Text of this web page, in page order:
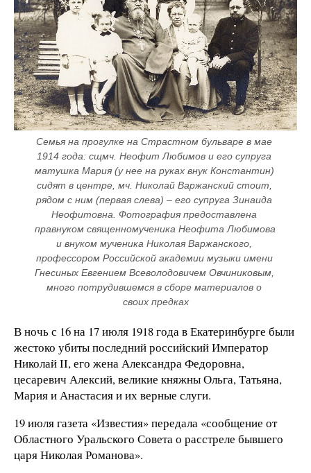
Семья на прогулке на Страстном бульваре в мае
1914 года: сщмч. Неофит Любимов и его супруга
матушка Мария (у нее на руках внук Константин)
сидят в центре, мч. Николай Варжанский стоит,
рядом с ним (первая слева) – его супруга Зинаида
Неофитовна. Фотография предоставлена
правнуком священномученика Неофита Любимова
и внуком мученика Николая Варжанского,
профессором Российской академии музыки имени
Гнесиных Евгением Всеволодовичем Овчиниковым,
много потрудившемся в сборе материалов о
своих предках
В ночь с 16 на 17 июля 1918 года в Екатеринбурге были
жестоко убиты последний российский Император
Николай II, его жена Александра Федоровна,
цесаревич Алексий, великие княжны Ольга, Татьяна,
Мария и Анастасия и их верные слуги.
19 июля газета «Известия» передала «сообщение от
Областного Уральского Совета о расстреле бывшего
царя Николая Романова».